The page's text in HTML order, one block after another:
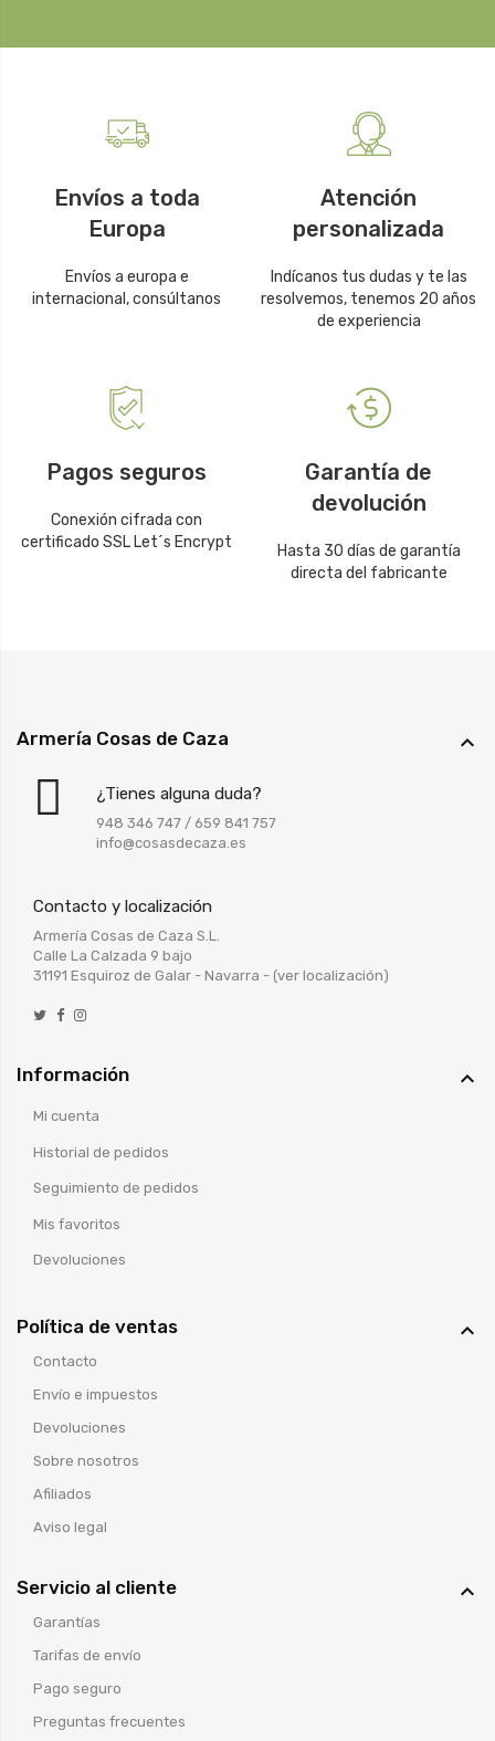
Envíos a toda
Europa
Envíos a europa e
internacional, consúltanos
Atención
personalizada
Indícanos tus dudas y te las
resolvemos, tenemos 20 años
de experiencia
Pagos seguros
Conexión cifrada con
certificado SSL Let´s Encrypt
Garantía de
devolución
Hasta 30 días de garantía
directa del fabricante
Armería Cosas de Caza 
¿Tienes alguna duda?
948 346 747 / 659 841 757
info@cosasdecaza.es
Contacto y localización
Armería Cosas de Caza S.L.
Calle La Calzada 9 bajo
31191 Esquiroz de Galar - Navarra - (ver localización)
Información 
Mi cuenta
Historial de pedidos
Seguimiento de pedidos
Mis favoritos
Devoluciones
Política de ventas 
Contacto
Envío e impuestos
Devoluciones
Sobre nosotros
Afiliados
Aviso legal
Servicio al cliente 
Garantías
Tarifas de envío
Pago seguro
Preguntas frecuentes